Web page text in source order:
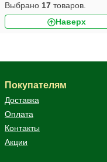
Выбрано 17 товаров.
Наверх
Покупателям
Доставка
Оплата
Контакты
Акции